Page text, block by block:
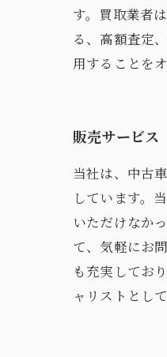
す。買取業者
る、高額査定
用することを
販売サービス
当社は、中古
しています。
いただけなか
て、気軽にお
も充実してお
ャリストとし